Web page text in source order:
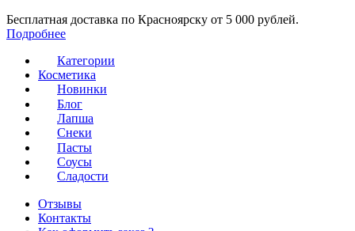
Бесплатная доставка по Красноярску от 5 000 рублей.
Подробнее
Категории
Косметика
Новинки
Блог
Лапша
Снеки
Пасты
Соусы
Сладости
Отзывы
Контакты